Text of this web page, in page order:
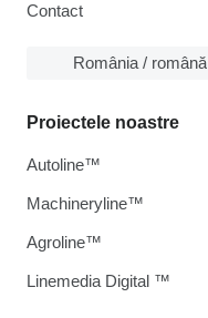
Contact
România / română
Proiectele noastre
Autoline™
Machineryline™
Agroline™
Linemedia Digital ™